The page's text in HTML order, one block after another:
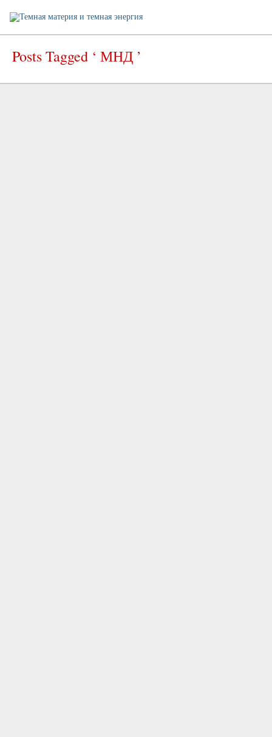
Posts Tagged ‘ МНД ’